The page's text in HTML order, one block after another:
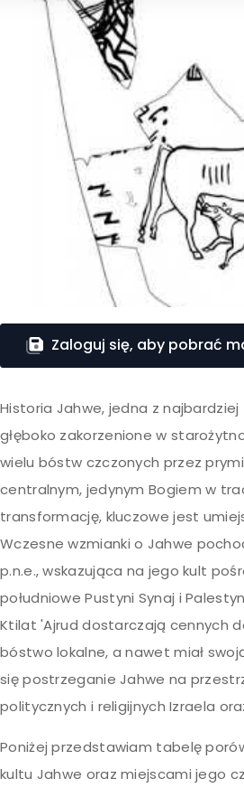
Zaloguj się, aby pobrać
Historia Jahwe, jedna z
głęboko zakorzenione w
wielu bóstw czczonych przez
centralnym, jedynym Bogiem w
transformację, kluczowe jest
Wczesne wzmianki o Jahwe
p.n.e., wskazująca na jego kult
południowe Pustyni Synaj i
Ktilat 'Ajrud dostarczają cennych
bóstwo lokalne, a nawet miał
się postrzeganie Jahwe na
politycznych i religijnych Izraela
Poniżej przedstawiam tabelę
kultu Jahwe oraz miejscami jego